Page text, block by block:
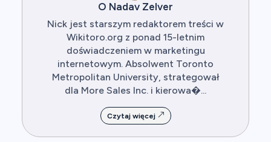
O Nadav Zelver
Nick jest starszym redaktorem treści w
Wikitoro.org z ponad 15-letnim
doświadczeniem w marketingu
internetowym. Absolwent Toronto
Metropolitan University, strategował
dla More Sales Inc. i kierowa�...
Czytaj więcej